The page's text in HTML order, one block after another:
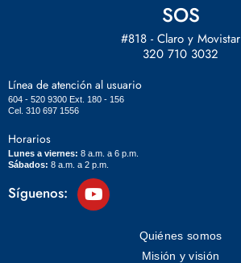
SOS
#818 - Claro y Movistar
320 710 3032
Línea de atención al usuario
604 - 520 9300 Ext. 180 - 156
Cel. 310 697 1556
Horarios
Lunes a viernes: 8 a.m. a 6 p.m.
Sábados: 8 a.m. a 2 p.m.
Síguenos:
Quiénes somos
Misión y visión